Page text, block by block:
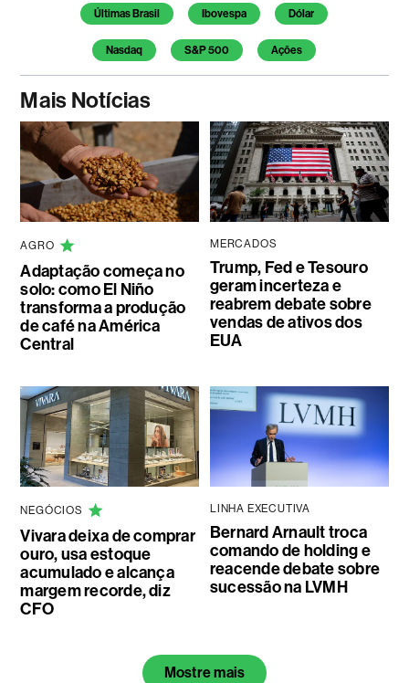
Temas deste artigo
Últimas Brasil Ibovespa Dólar
Nasdaq S&P 500 Ações
Mais Notícias
AGRO
Adaptação começa no
solo: como El Niño
transforma a produção
de café na América
Central
MERCADOS
Trump, Fed e Tesouro
geram incerteza e
reabrem debate sobre
vendas de ativos dos
EUA
NEGÓCIOS
Vivara deixa de comprar
ouro, usa estoque
acumulado e alcança
margem recorde, diz
CFO
LINHA EXECUTIVA
Bernard Arnault troca
comando de holding e
reacende debate sobre
sucessão na LVMH
Mostre mais